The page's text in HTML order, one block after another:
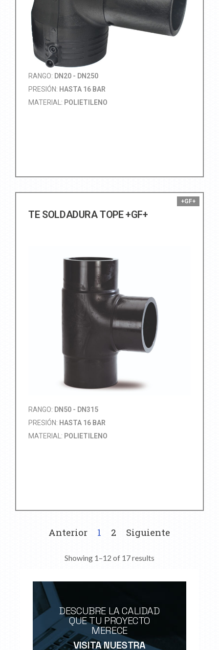
RANGO: DN20 - DN250
PRESIÓN: HASTA 16 BAR
MATERIAL: POLIETILENO
TE SOLDADURA TOPE +GF+
+GF+
RANGO: DN50 - DN315
PRESIÓN: HASTA 16 BAR
MATERIAL: POLIETILENO
Anterior 1 2 Siguiente
Showing 1–12 of 17 results
DESCUBRE LA CALIDAD
QUE TU PROYECTO
MERECE
VISITA NUESTRA